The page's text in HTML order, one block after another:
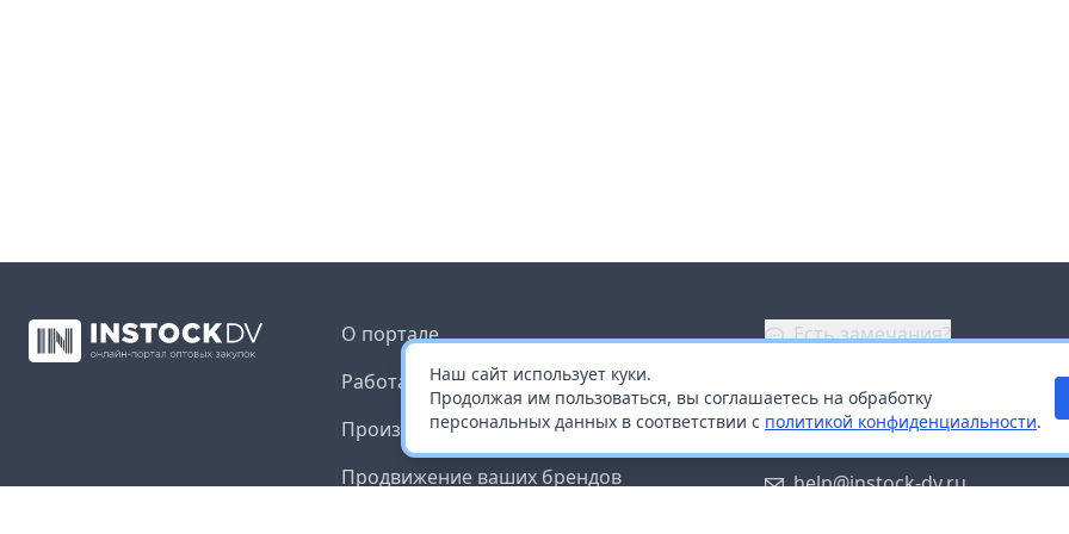
Наш сайт использует куки.
Продолжая им пользоваться, вы соглашаетесь на обработку
персональных данных в соответствии с политикой конфиденциальности.
О портале
Работа с платформой
Производителям и дистрибьюторам
Продвижение ваших брендов
Есть замечания?
Заказать звонок
help@instock-dv.ru